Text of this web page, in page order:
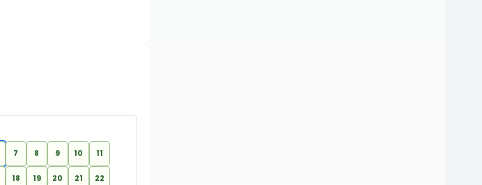
7 8 9 10 11
18 19 20 21 22